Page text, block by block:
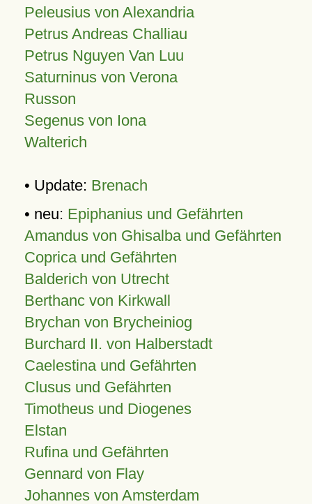
Peleusius von Alexandria
Petrus Andreas Challiau
Petrus Nguyen Van Luu
Saturninus von Verona
Russon
Segenus von Iona
Walterich
• Update: Brenach
• neu: Epiphanius und Gefährten
Amandus von Ghisalba und Gefährten
Coprica und Gefährten
Balderich von Utrecht
Berthanc von Kirkwall
Brychan von Brycheiniog
Burchard II. von Halberstadt
Caelestina und Gefährten
Clusus und Gefährten
Timotheus und Diogenes
Elstan
Rufina und Gefährten
Gennard von Flay
Johannes von Amsterdam